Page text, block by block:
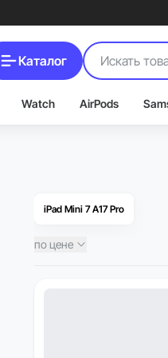
Каталог
Watch AirPods
iPad Mini 7 A17 Pro
по цене